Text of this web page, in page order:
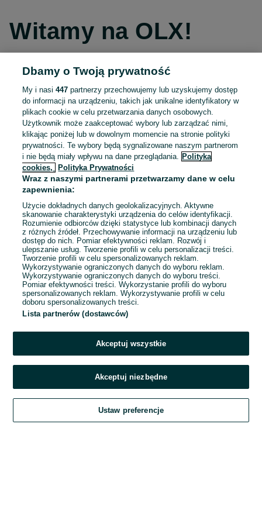
Witamy na OLX!
Kontynuuj przez Facebooka
Kontynuuj przez konto Apple
Kontynuuj przez konto Google
LUB
E-mail
Hasło
Zaloguj się
Kontynuując za pośrednictwem jednego z dostawców wskazanych powyżej,
OLX.pl w jego aktualnym brzmieniu.
Dbamy o Twoją prywatność
My i nasi447 partnerzy przechowujemy lub uzyskujemy dostęp
do informacji na urządzeniu, takich jak unikalne identyfikatory w
plikach cookie w celu przetwarzania danych osobowych.
Użytkownik może zaakceptować wybory lub zarządzać nimi,
klikając poniżej lub w dowolnym momencie na stronie polityki
prywatności. Te wybory będą sygnalizowane naszym partnerom
i nie będą miały wpływu na dane przeglądania.
Polityka
cookies,
Polityka Prywatności
Wraz z naszymi partnerami przetwarzamy dane w celu
zapewnienia:
Użycie dokładnych danych geolokalizacyjnych. Aktywne
skanowanie charakterystyki urządzenia do celów identyfikacji.
Rozumienie odbiorców dzięki statystyce lub kombinacji danych
z różnych źródeł. Przechowywanie informacji na urządzeniu lub
dostęp do nich. Pomiar efektywności reklam. Rozwój i
ulepszanie usług. Tworzenie profili w celu personalizacji treści.
Tworzenie profili w celu spersonalizowanych reklam.
Wykorzystywanie ograniczonych danych do wyboru reklam.
Wykorzystywanie ograniczonych danych do wyboru treści.
Pomiar efektywności treści. Wykorzystanie profili do wyboru
spersonalizowanych reklam. Wykorzystywanie profili w celu
doboru spersonalizowanych treści.
Lista partnerów (dostawców)
Akceptuj wszystkie
Akceptuj niezbędne
Ustaw preferencje